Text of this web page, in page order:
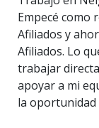
Empecé como
Afiliados y
Afiliados. Lo
trabajar
apoyar a mi
la